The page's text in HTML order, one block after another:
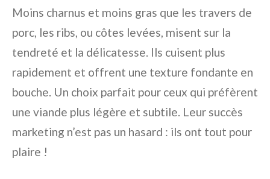
Moins charnus et moins gras que les travers de
porc, les ribs, ou côtes levées, misent sur la
tendreté et la délicatesse. Ils cuisent plus
rapidement et offrent une texture fondante en
bouche. Un choix parfait pour ceux qui préfèrent
une viande plus légère et subtile. Leur succès
marketing n’est pas un hasard : ils ont tout pour
plaire !